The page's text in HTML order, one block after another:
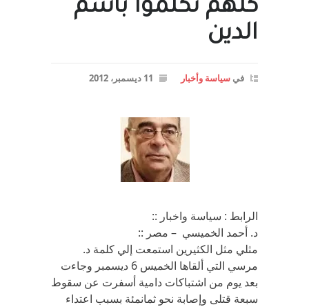
كلهم تكلموا باسم
الدين
في سياسة وأخبار 11 ديسمبر، 2012
الرابط : سياسة واخبار ::
د. أحمد الخميسي – مصر ::
مثلي مثل الكثيرين استمعت إلي كلمة د.
مرسي التي ألقاها الخميس 6 ديسمبر وجاءت
بعد يوم من اشتباكات دامية أسفرت عن سقوط
سبعة قتلى وإصابة نحو ثمانمئة بسبب اعتداء